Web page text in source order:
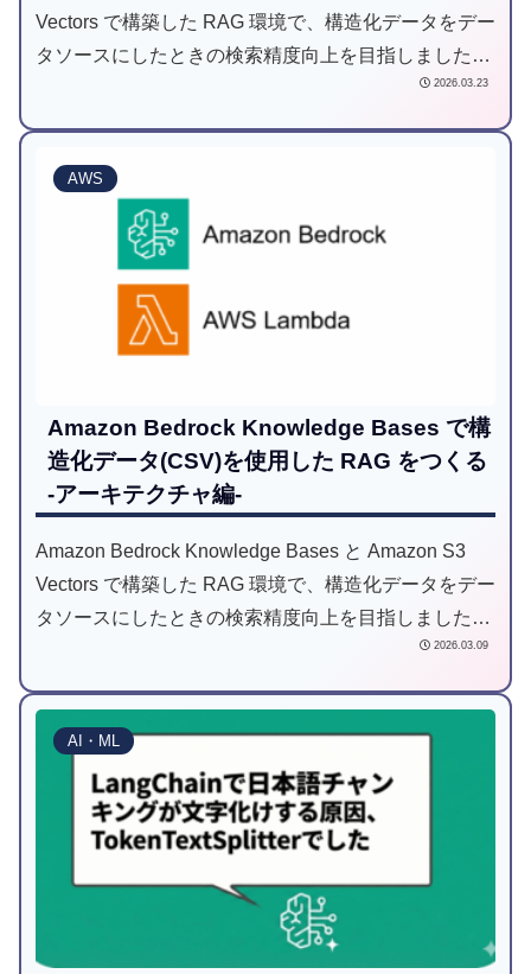
Vectors で構築した RAG 環境で、構造化データをデー
タソースにしたときの検索精度向上を目指しました。
2026.03.23
AWS
Amazon Bedrock Knowledge Bases で構
造化データ(CSV)を使用した RAG をつくる
-アーキテクチャ編-
Amazon Bedrock Knowledge Bases と Amazon S3
Vectors で構築した RAG 環境で、構造化データをデー
タソースにしたときの検索精度向上を目指しました。
2026.03.09
AI・ML